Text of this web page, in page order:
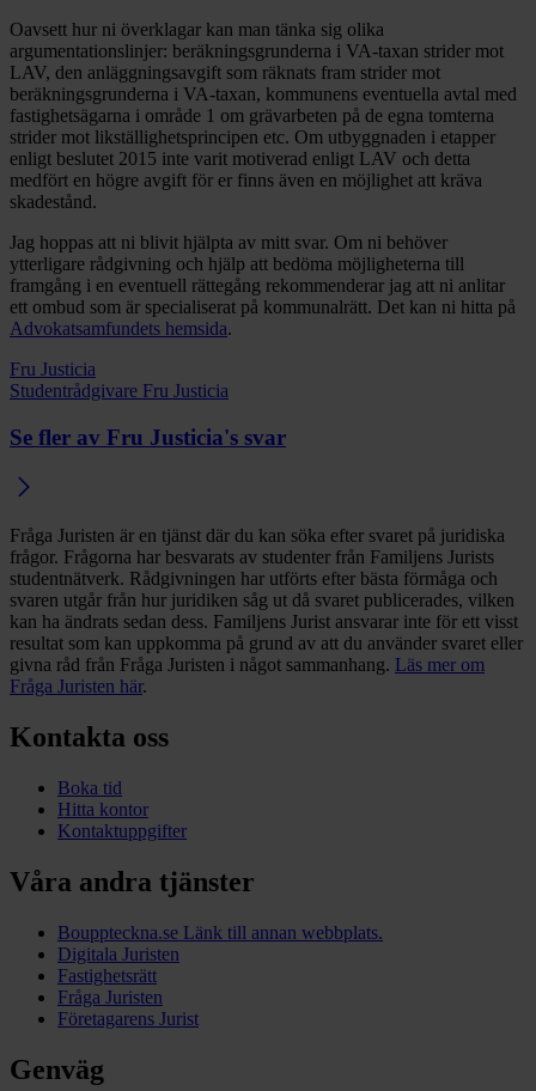
Oavsett hur ni överklagar kan man tänka sig olika
argumentationslinjer: beräkningsgrunderna i VA-taxan strider mot
LAV, den anläggningsavgift som räknats fram strider mot
beräkningsgrunderna i VA-taxan, kommunens eventuella avtal med
fastighetsägarna i område 1 om grävarbeten på de egna tomterna
strider mot likställighetsprincipen etc. Om utbyggnaden i etapper
enligt beslutet 2015 inte varit motiverad enligt LAV och detta
medfört en högre avgift för er finns även en möjlighet att kräva
skadestånd.
Jag hoppas att ni blivit hjälpta av mitt svar. Om ni behöver
ytterligare rådgivning och hjälp att bedöma möjligheterna till
framgång i en eventuell rättegång rekommenderar jag att ni anlitar
ett ombud som är specialiserat på kommunalrätt. Det kan ni hitta på
Advokatsamfundets hemsida.
Fru Justicia
Studentrådgivare Fru Justicia
Se fler av Fru Justicia's svar
Fråga Juristen är en tjänst där du kan söka efter svaret på juridiska
frågor. Frågorna har besvarats av studenter från Familjens Jurists
studentnätverk. Rådgivningen har utförts efter bästa förmåga och
svaren utgår från hur juridiken såg ut då svaret publicerades, vilken
kan ha ändrats sedan dess. Familjens Jurist ansvarar inte för ett visst
resultat som kan uppkomma på grund av att du använder svaret eller
givna råd från Fråga Juristen i något sammanhang. Läs mer om
Fråga Juristen här.
Kontakta oss
Boka tid
Hitta kontor
Kontaktuppgifter
Våra andra tjänster
Bouppteckna.se Länk till annan webbplats.
Digitala Juristen
Fastighetsrätt
Fråga Juristen
Företagarens Jurist
Genväg